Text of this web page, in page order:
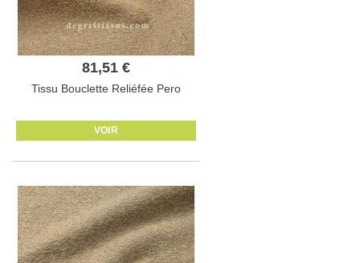
81,51 €
Tissu Bouclette Reliéfée Pero
VOIR